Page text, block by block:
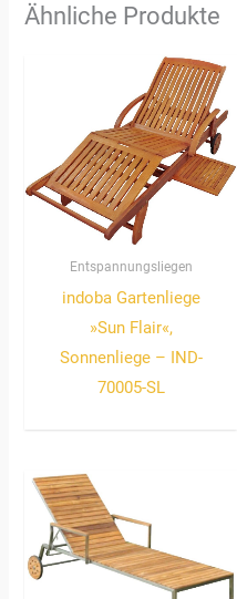
Ähnliche Produkte
Entspannungsliegen
indoba Gartenliege
»Sun Flair«,
Sonnenliege – IND-
70005-SL